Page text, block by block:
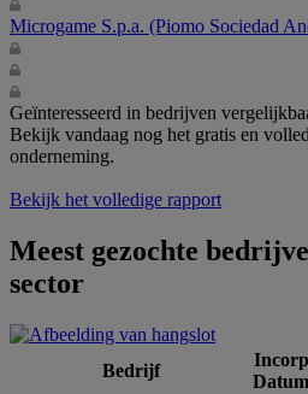
Microgame S.p.a. (Piomo Sociedad
Geïnteresseerd in bedrijven
Bekijk vandaag nog het gratis en
onderneming.
Bekijk het volledige rapport
Meest gezochte
sector
Bedrijf
Incorp
Datum